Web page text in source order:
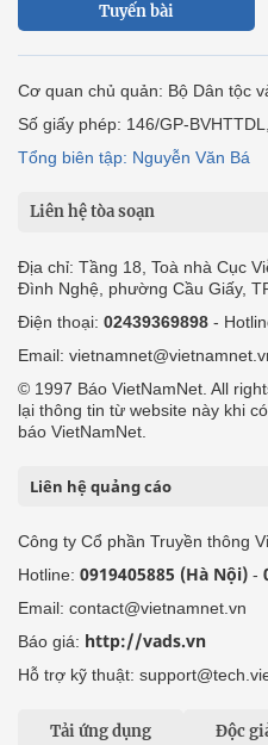
Tuyến bài
Cơ quan chủ quản: Bộ Dân tộc
Số giấy phép: 146/GP-
Tổng biên tập: Nguyễn Văn Bá
Liên hệ tòa soạn
Địa chỉ: Tầng 18, Toà nhà Cục
Đình Nghệ, phường Cầu Giấy,
Điện thoại: 02439369898 -
Email:
© 1997 Báo VietNamNet. All
lại thông tin từ website này khi
báo VietNamNet.
Liên hệ quảng cáo
Công ty Cổ phần Truyền thông
Hotline: 0919405885 (Hà Nội) -
Email: contact@vietnamnet.vn
Báo giá: http://vads.vn
Hỗ trợ kỹ thuật:
Tải ứng dụng Độc